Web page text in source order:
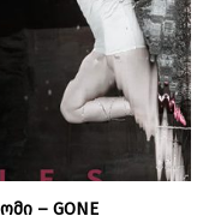
– GONE